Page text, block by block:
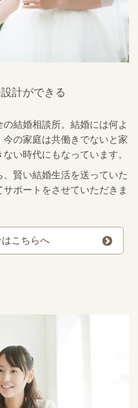
計ができる
結婚相談所。結婚には何よ
の家庭は共働きでないと家
い時代にもなっています。
賢い結婚生活を送っていた
ポートをさせていただきま
こちらへ